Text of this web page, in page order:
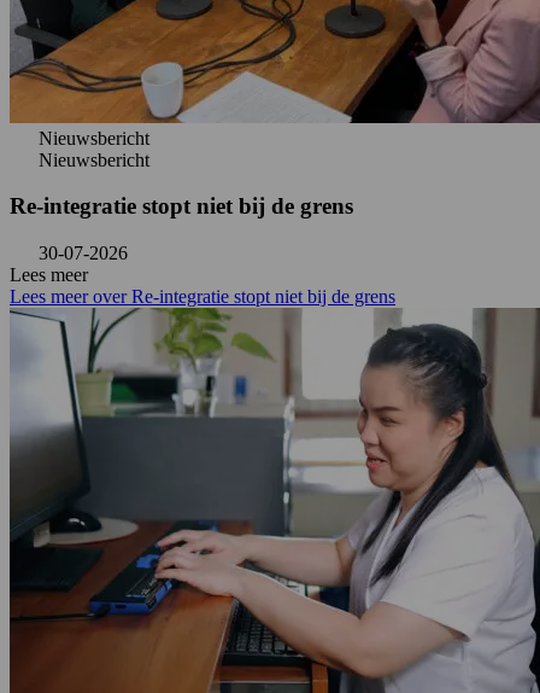
Nieuwsbericht
Nieuwsbericht
Re-integratie stopt niet bij de grens
30-07-2026
Lees meer
Lees meer over Re-integratie stopt niet bij de grens